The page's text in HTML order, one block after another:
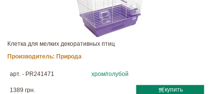
Клетка для мелких декоративных птиц
Производитель: Природа
арт. - PR241471 хром/голубой
1389 грн. купить